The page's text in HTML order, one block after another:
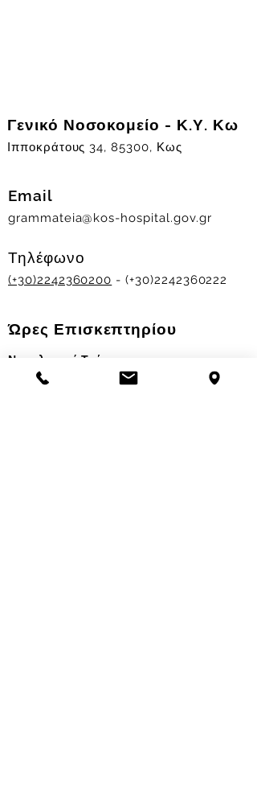
Γενικό Νοσοκομείο - Κ.Υ. Κω
Ιπποκράτους 34, 85300, Κως
Email
grammateia@kos-hospital.gov.gr
Τηλέφωνο
(+30)2242360200 - (+30)2242360222
Ώρες Επισκεπτηρίου
Νοσηλευτικά Τμήματα
Χειμερινό ωράριο: 11.00-13.00
17.30-19.30